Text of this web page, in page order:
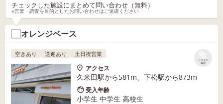
チェックした施設にまとめて問い合わせ（無料）
※営業・調査を目的としたお問い合わせはご遠慮ください
オレンジベース
リストに
保存
空きあり 送迎あり 土日祝営業
アクセス
久米田駅から581m、下松駅から873m
受入年齢
小学生 中学生 高校生